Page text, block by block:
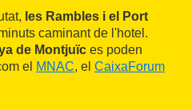
les Rambles i el Port
caminant de l'hotel.
de Montjuïc es poden
el MNAC, el CaixaForum